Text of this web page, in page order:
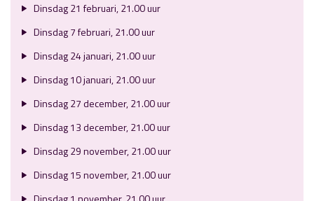
Dinsdag 21 februari, 21.00 uur
Dinsdag 7 februari, 21.00 uur
Dinsdag 24 januari, 21.00 uur
Dinsdag 10 januari, 21.00 uur
Dinsdag 27 december, 21.00 uur
Dinsdag 13 december, 21.00 uur
Dinsdag 29 november, 21.00 uur
Dinsdag 15 november, 21.00 uur